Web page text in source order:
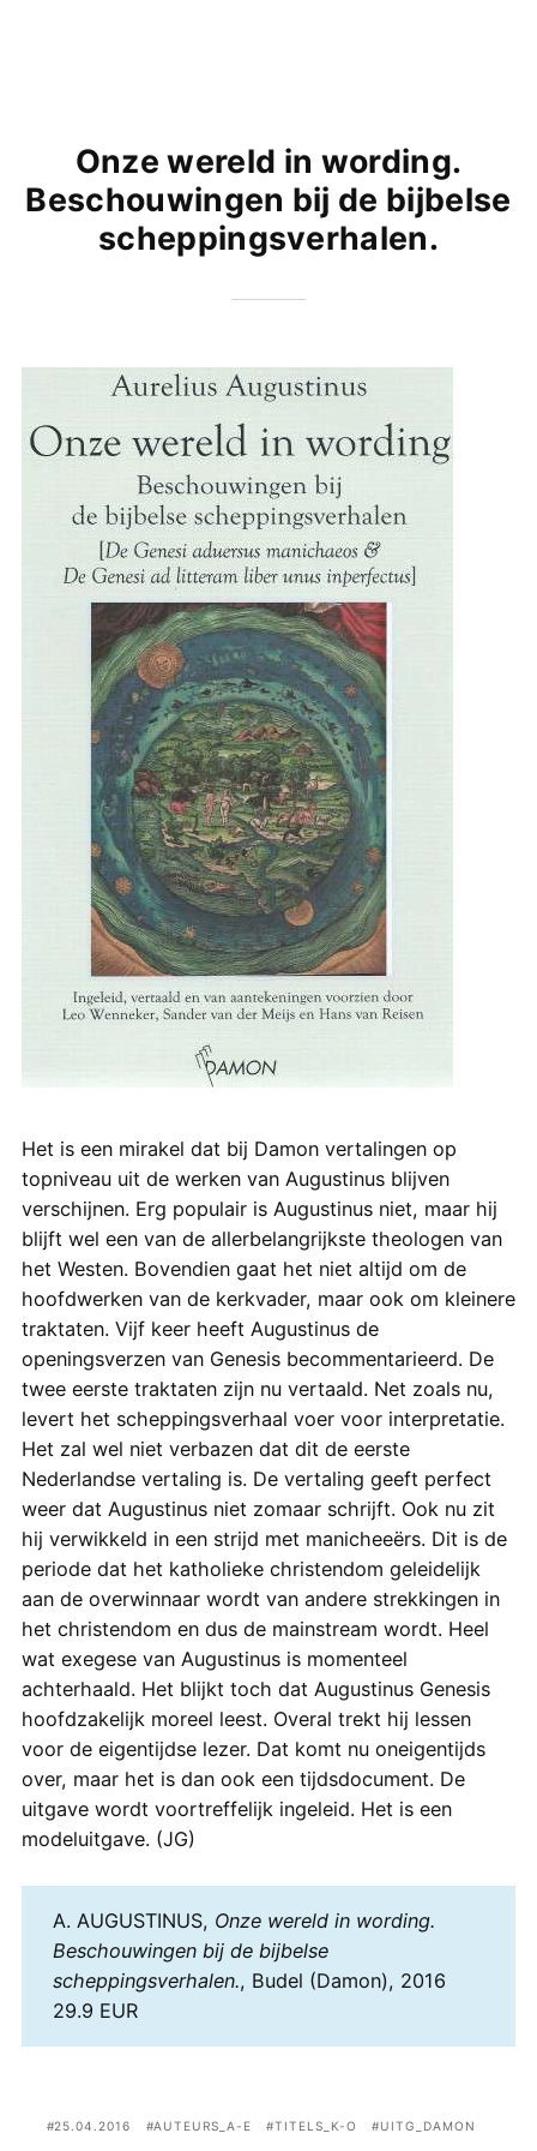
Onze wereld in wording.
Beschouwingen bij de bijbelse
scheppingsverhalen.
Het is een mirakel dat bij Damon vertalingen op
topniveau uit de werken van Augustinus blijven
verschijnen. Erg populair is Augustinus niet, maar hij
blijft wel een van de allerbelangrijkste theologen van
het Westen. Bovendien gaat het niet altijd om de
hoofdwerken van de kerkvader, maar ook om kleinere
traktaten. Vijf keer heeft Augustinus de
openingsverzen van Genesis becommentarieerd. De
twee eerste traktaten zijn nu vertaald. Net zoals nu,
levert het scheppingsverhaal voer voor interpretatie.
Het zal wel niet verbazen dat dit de eerste
Nederlandse vertaling is. De vertaling geeft perfect
weer dat Augustinus niet zomaar schrijft. Ook nu zit
hij verwikkeld in een strijd met manicheeërs. Dit is de
periode dat het katholieke christendom geleidelijk
aan de overwinnaar wordt van andere strekkingen in
het christendom en dus de mainstream wordt. Heel
wat exegese van Augustinus is momenteel
achterhaald. Het blijkt toch dat Augustinus Genesis
hoofdzakelijk moreel leest. Overal trekt hij lessen
voor de eigentijdse lezer. Dat komt nu oneigentijds
over, maar het is dan ook een tijdsdocument. De
uitgave wordt voortreffelijk ingeleid. Het is een
modeluitgave. (JG)
A. AUGUSTINUS, Onze wereld in wording.
Beschouwingen bij de bijbelse
scheppingsverhalen., Budel (Damon), 2016
29.9 EUR
25.04.2016 AUTEURS_A-E TITELS_K-O UITG_DAMON